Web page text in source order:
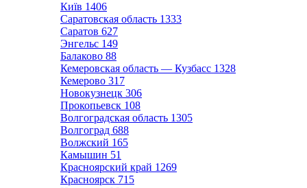
Київ 1406
Саратовская область 1333
Саратов 627
Энгельс 149
Балаково 88
Кемеровская область — Кузбасс 1328
Кемерово 317
Новокузнецк 306
Прокопьевск 108
Волгоградская область 1305
Волгоград 688
Волжский 165
Камышин 51
Красноярский край 1269
Красноярск 715